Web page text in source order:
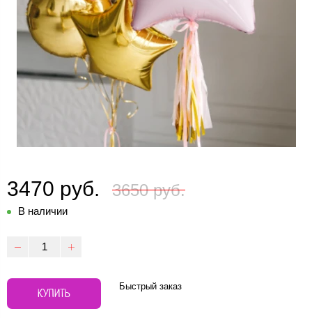
3470 руб. 3650 руб.
В наличии
КУПИТЬ Быстрый заказ